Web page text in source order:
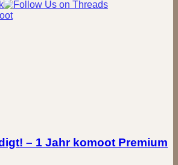
– 1 Jahr komoot Premium